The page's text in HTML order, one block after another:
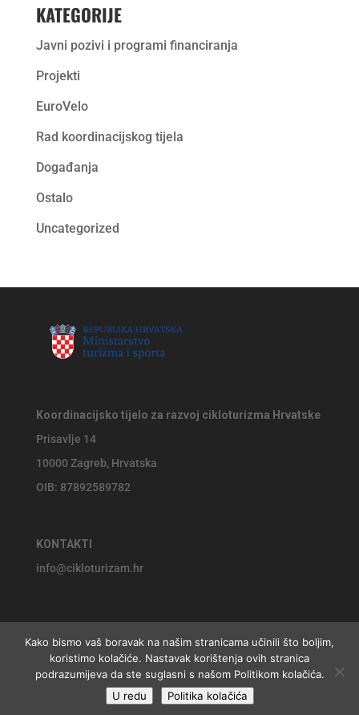
KATEGORIJE
Javni pozivi i programi financiranja
Projekti
EuroVelo
Rad koordinacijskog tijela
Događanja
Ostalo
Uncategorized
Koordinacijsko tijelo za razvoj cikloturizma Hrvatske
Prisavlje 14
10000 Zagreb, Hrvatska
OIB: 87892589782
KONTAKTI
info@cikloturizam.hr
© 2026 Koordinacijsko tijelo za razvoj cikloturizma Hrvatske,
website byJackie
Kako bismo vaš boravak na našim stranicama učinili što boljim,
koristimo kolačiće. Nastavak korištenja ovih stranica
podrazumijeva da ste suglasni s našom Politikom kolačića.
U redu
Politika kolačića